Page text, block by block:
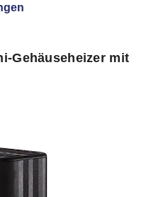
Gehäuseheizer mit